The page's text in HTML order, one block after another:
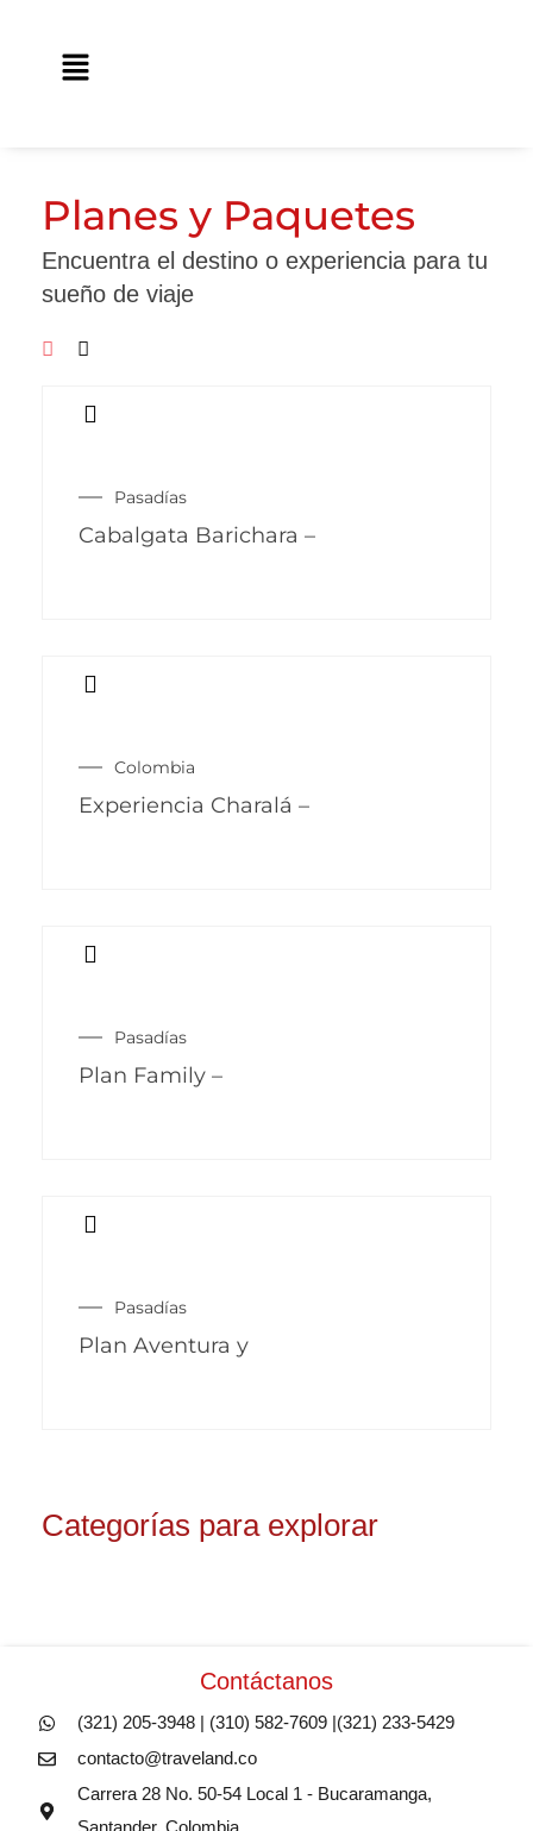
Main
Planes y Paquetes
Encuentra el destino o experiencia para tu
sueño de viaje
Pasadías
Cabalgata Barichara –
Colombia
Experiencia Charalá –
Pasadías
Plan Family –
Pasadías
Plan Aventura y
Categorías para explorar
Contáctanos
(321) 205-3948 | (310) 582-7609 |(321) 233-5429
contacto@traveland.co
Carrera 28 No. 50-54 Local 1 - Bucaramanga,
Santander, Colombia